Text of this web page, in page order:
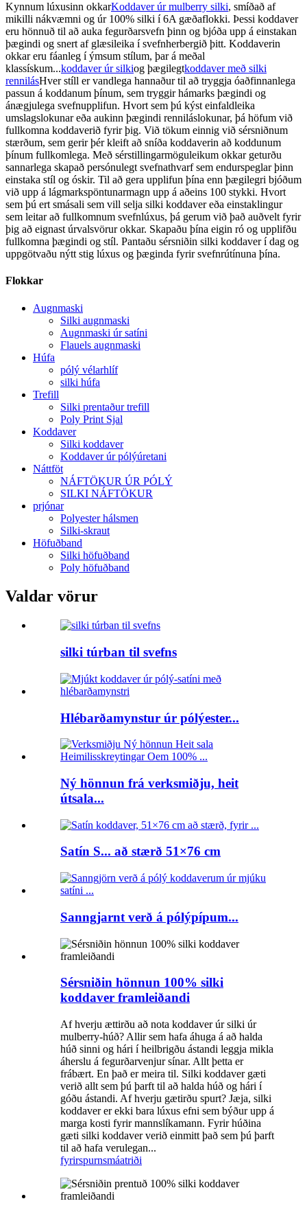
Kynnum lúxusinn okkarKoddaver úr mulberry silki, smíðað af
mikilli nákvæmni og úr 100% silki í 6A gæðaflokki. Þessi koddaver
eru hönnuð til að auka fegurðarsvefn þinn og bjóða upp á einstakan
þægindi og snert af glæsileika í svefnherbergið þitt. Koddaverin
okkar eru fáanleg í ýmsum stílum, þar á meðal
klassískum...koddaver úr silkiog þægilegtkoddaver með silki
rennilásHver stíll er vandlega hannaður til að tryggja óaðfinnanlega
passun á koddanum þínum, sem tryggir hámarks þægindi og
ánægjulega svefnupplifun. Hvort sem þú kýst einfaldleika
umslagslokunar eða aukinn þægindi renniláslokunar, þá höfum við
fullkomna koddaverið fyrir þig. Við tökum einnig við sérsniðnum
stærðum, sem gerir þér kleift að sníða koddaverin að koddunum
þínum fullkomlega. Með sérstillingarmöguleikum okkar geturðu
sannarlega skapað persónulegt svefnathvarf sem endurspeglar þinn
einstaka stíl og óskir. Til að gera upplifun þína enn þægilegri bjóðum
við upp á lágmarkspöntunarmagn upp á aðeins 100 stykki. Hvort
sem þú ert smásali sem vill selja silki koddaver eða einstaklingur
sem leitar að fullkomnum svefnlúxus, þá gerum við það auðvelt fyrir
þig að eignast úrvalsvörur okkar. Skapaðu þína eigin ró og upplifðu
fullkomna þægindi og stíl. Pantaðu sérsniðin silki koddaver í dag og
uppgötvaðu nýtt stig lúxus og þæginda fyrir svefnrútínuna þína.
Flokkar
Augnmaski
Silki augnmaski
Augnmaski úr satíni
Flauels augnmaski
Húfa
pólý vélarhlíf
silki húfa
Trefill
Silki prentaður trefill
Poly Print Sjal
Koddaver
Silki koddaver
Koddaver úr pólýúretani
Náttföt
NÁFTÖKUR ÚR PÓLÝ
SILKI NÁFTÖKUR
prjónar
Polyester hálsmen
Silki-skraut
Höfuðband
Silki höfuðband
Poly höfuðband
Valdar vörur
silki túrban til svefns
Hlébarðamynstur úr pólýester...
Ný hönnun frá verksmiðju, heit
útsala...
Satín S... að stærð 51×76 cm
Sanngjarnt verð á pólýpípum...
Sérsniðin hönnun 100% silki
koddaver framleiðandi
Af hverju ættirðu að nota koddaver úr silki úr
mulberry-húð? Allir sem hafa áhuga á að halda
húð sinni og hári í heilbrigðu ástandi leggja mikla
áherslu á fegurðarvenjur sínar. Allt þetta er
frábært. En það er meira til. Silki koddaver gæti
verið allt sem þú þarft til að halda húð og hári í
góðu ástandi. Af hverju gætirðu spurt? Jæja, silki
koddaver er ekki bara lúxus efni sem býður upp á
marga kosti fyrir mannslíkamann. Fyrir húðina
gæti silki koddaver verið einmitt það sem þú þarft
til að hafa verulegan...
fyrirspurnsmáatriði